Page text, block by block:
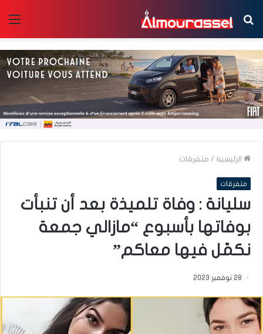
بحث
عن
الرئيسية / متفرقات
متفرقات
سليانة : وفاة تلميذة بعد أن تنبأت
بوفاتها بأسبوع “مازالي جمعة
نكمّل فيها معاكم”
28 نوفمبر 2023